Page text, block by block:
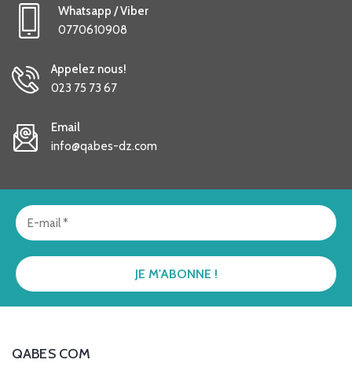
Whatsapp / Viber
0770610908
Appelez nous!
023 75 73 67
Email
info@qabes-dz.com
QABES COM